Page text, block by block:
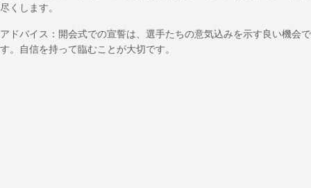
尽くします。
アドバイス：開会式での宣誓は、選手たちの意気込みを示す良い機会で
す。自信を持って臨むことが大切です。